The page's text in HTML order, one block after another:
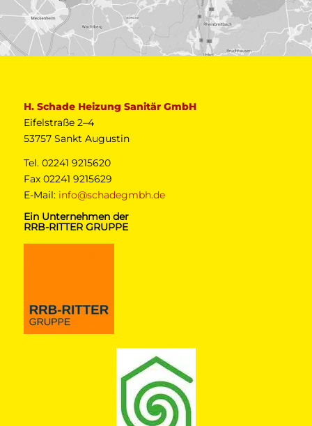
H. Schade Heizung Sanitär GmbH
Eifelstraße 2–4
53757 Sankt Augustin
Tel. 02241 9215620
Fax 02241 9215629
E-Mail: info@schadegmbh.de
Ein Unternehmen der
RRB-RITTER GRUPPE